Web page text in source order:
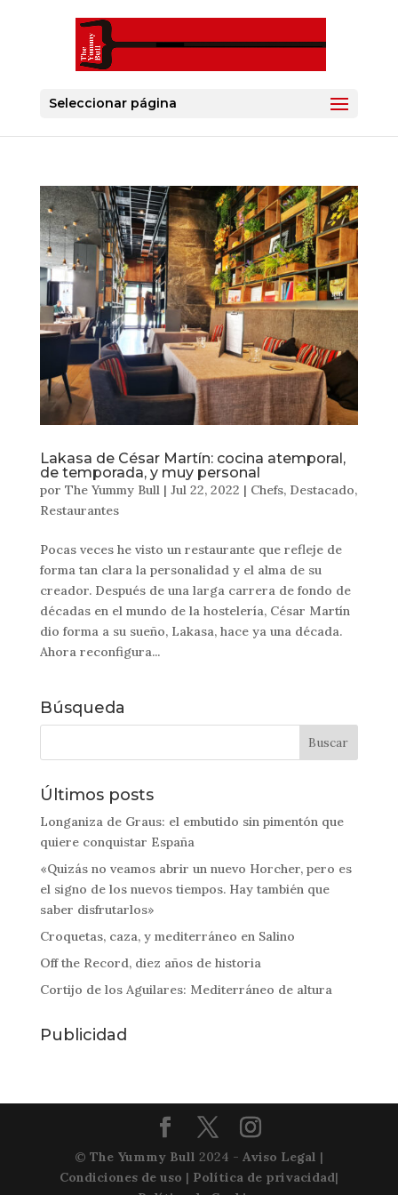
Seleccionar página
Lakasa de César Martín: cocina atemporal,
de temporada, y muy personal
por The Yummy Bull| Jul 22, 2022 | Chefs, Destacado,
Restaurantes
Pocas veces he visto un restaurante que refleje de
forma tan clara la personalidad y el alma de su
creador. Después de una larga carrera de fondo de
décadas en el mundo de la hostelería, César Martín
dio forma a su sueño, Lakasa, hace ya una década.
Ahora reconfigura...
Búsqueda
Últimos posts
Longaniza de Graus: el embutido sin pimentón que
quiere conquistar España
«Quizás no veamos abrir un nuevo Horcher, pero es
el signo de los nuevos tiempos. Hay también que
saber disfrutarlos»
Croquetas, caza, y mediterráneo en Salino
Off the Record, diez años de historia
Cortijo de los Aguilares: Mediterráneo de altura
Publicidad
© The Yummy Bull 2024 - Aviso Legal |
Condiciones de uso | Política de privacidad|